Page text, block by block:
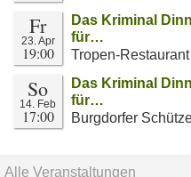
Fr
23. Apr
19:00
Das Kriminal
für…
Tropen-
So
14. Feb
17:00
Das Kriminal
für…
Burgdorfer
Alle Veranstaltungen